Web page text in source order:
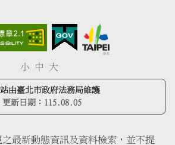
小 中 大
由臺北市政府法務局維護
更新日期： 115.08.05
最新動態資訊及資料檢索，並不提